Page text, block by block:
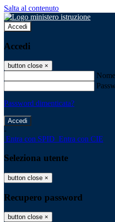
Salta al contenuto
Accedi
Accedi
button close ×
Password dimenticata?
-
Entra con SPID Entra con CIE
Seleziona utente
button close ×
Recupero password
button close ×